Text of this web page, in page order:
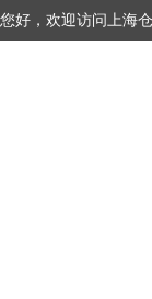
您好，欢迎访问上海